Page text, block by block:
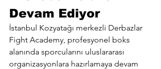
Devam Ediyor
İstanbul Kozyatağı merkezli Derbazlar
Fight Academy, profesyonel boks
alanında sporcularını uluslararası
organizasyonlara hazırlamaya devam